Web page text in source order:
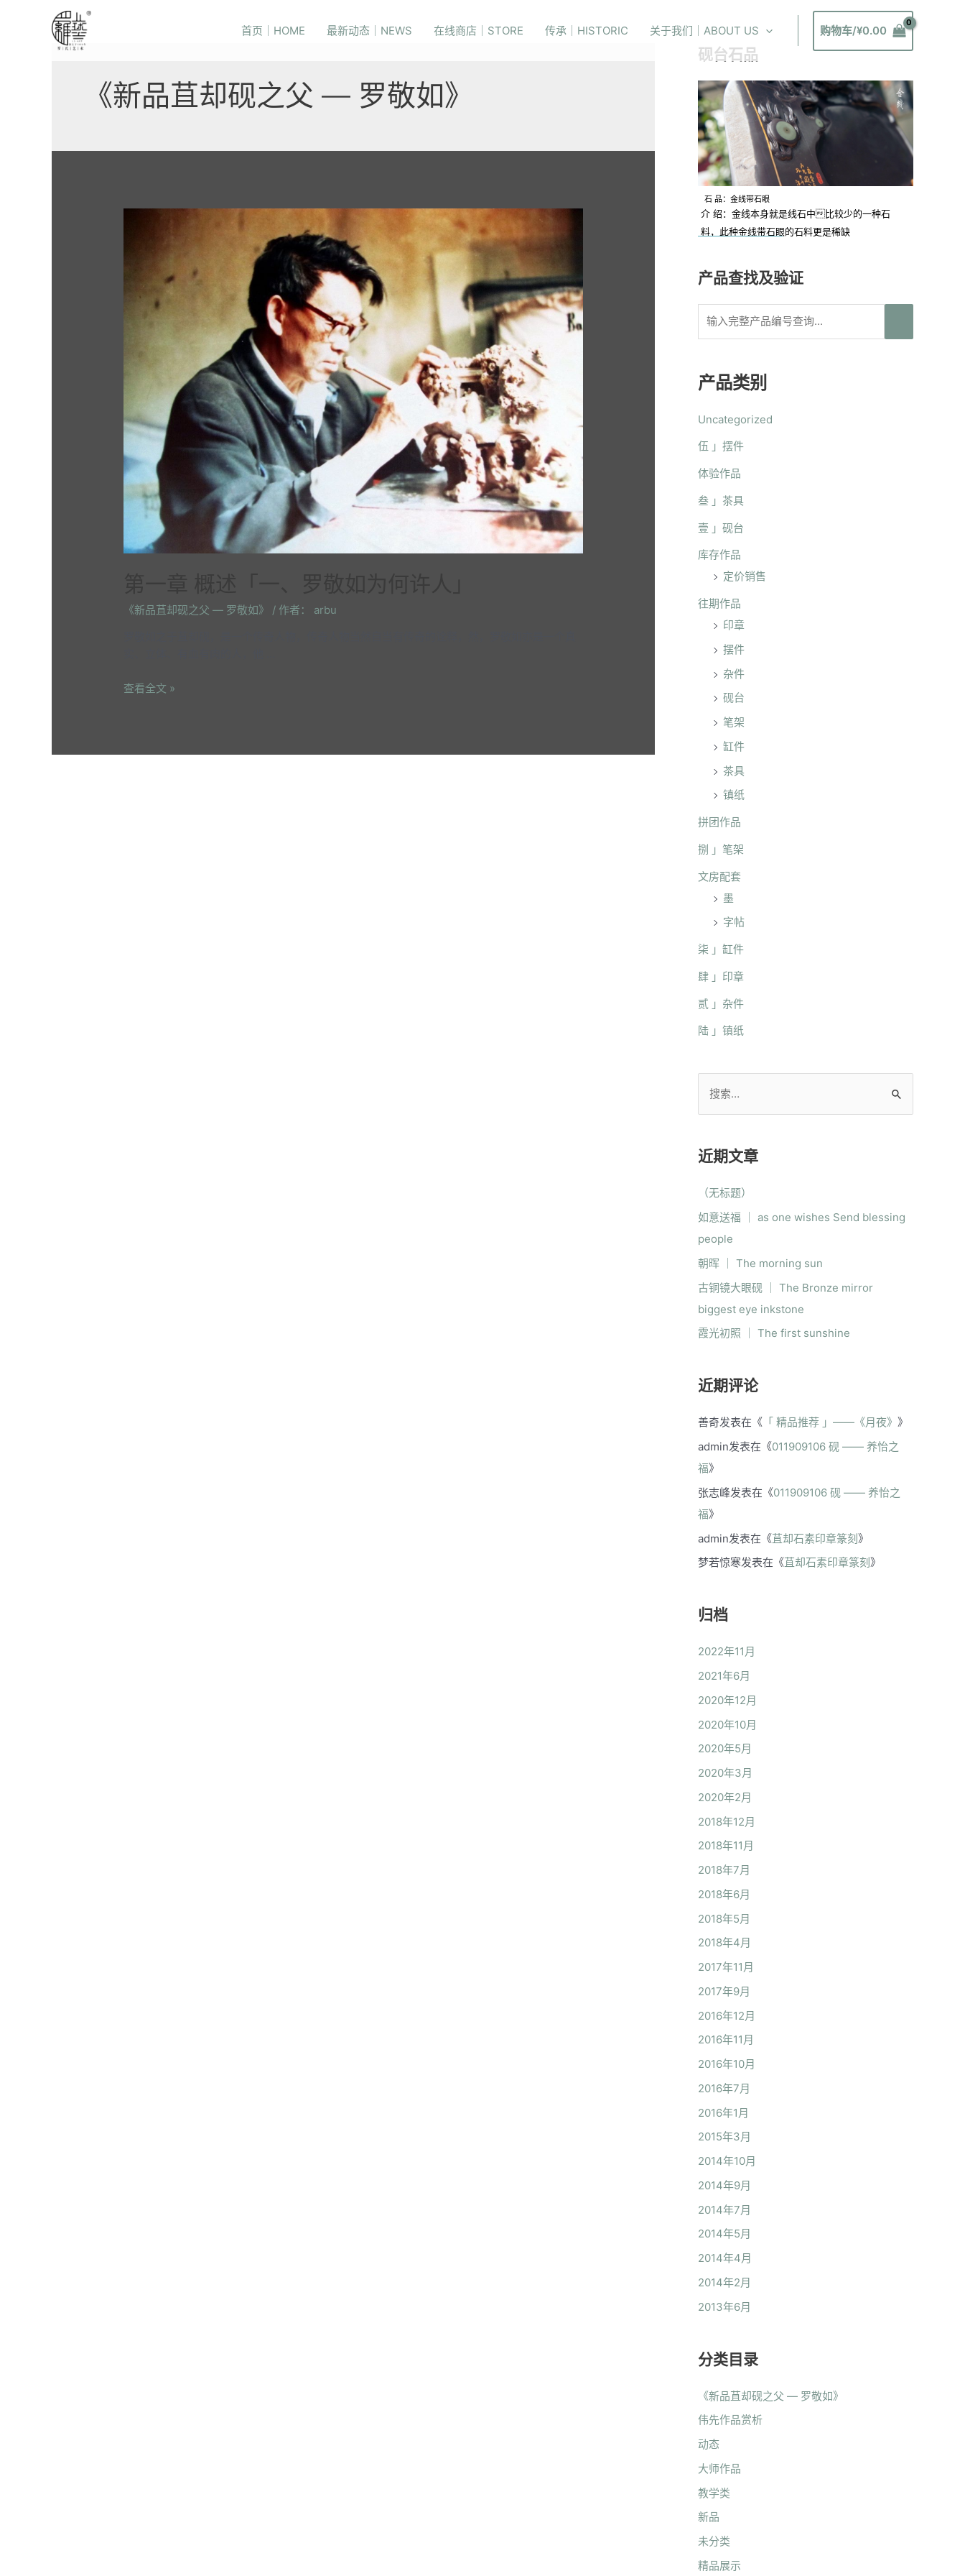
首页｜HOME 最新动态｜NEWS 在线商店｜STORE 传承｜HISTORIC 关于我们｜ABOUT US 购物车/¥0.00
《新品苴却砚之父 — 罗敬如》
《新品苴却砚之父 — 罗敬如》 / 作者：
arbu
查看全文 »
砚台石品
石 品：金线带石眼
介 绍：金线本身就是线石中比较少的一种石
料，此种金线带石眼的石料更是稀缺
产品查找及验证
产品类别
Uncategorized
伍 」摆件
体验作品
叁 」茶具
壹 」砚台
库存作品
定价销售
往期作品
印章
摆件
杂件
砚台
笔架
缸件
茶具
镇纸
拼团作品
捌 」笔架
文房配套
墨
字帖
柒 」缸件
肆 」印章
贰 」杂件
陆 」镇纸
近期文章
（无标题）
如意送福 ｜ as one wishes Send blessing
people
朝晖 ｜ The morning sun
古铜镜大眼砚 ｜ The Bronze mirror
biggest eye inkstone
霞光初照 ｜ The first sunshine
近期评论
善奇发表在《 「 精品推荐 」——《月夜》 》
admin发表在《011909106 砚 —— 养怡之
福》
张志峰发表在《011909106 砚 —— 养怡之
福》
admin发表在《苴却石素印章篆刻》
梦若惊寒发表在《苴却石素印章篆刻 》
归档
2022年11月
2021年6月
2020年12月
2020年10月
2020年5月
2020年3月
2020年2月
2018年12月
2018年11月
2018年7月
2018年6月
2018年5月
2018年4月
2017年11月
2017年9月
2016年12月
2016年11月
2016年10月
2016年7月
2016年1月
2015年3月
2014年10月
2014年9月
2014年7月
2014年5月
2014年4月
2014年2月
2013年6月
分类目录
《新品苴却砚之父 — 罗敬如》
伟先作品赏析
动态
大师作品
教学类
新品
未分类
精品展示